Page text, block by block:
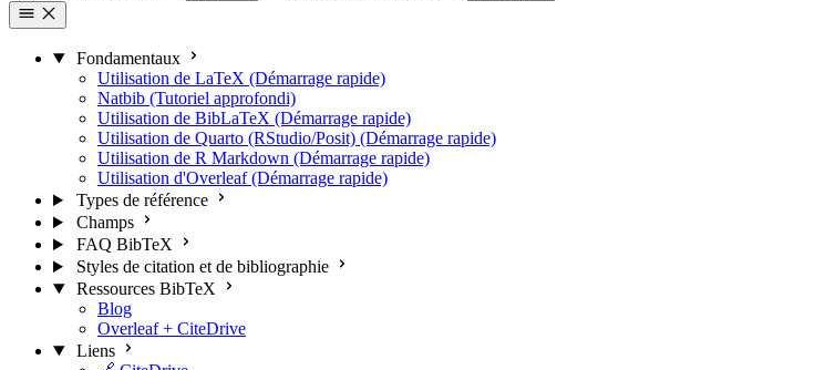
Fondamentaux
Utilisation de LaTeX (Démarrage rapide)
Natbib (Tutoriel approfondi)
Utilisation de BibLaTeX (Démarrage rapide)
Utilisation de Quarto (RStudio/Posit) (Démarrage rapide)
Utilisation de R Markdown (Démarrage rapide)
Utilisation d'Overleaf (Démarrage rapide)
Types de référence
Champs
FAQ BibTeX
Styles de citation et de bibliographie
Ressources BibTeX
Blog
Overleaf + CiteDrive
Liens